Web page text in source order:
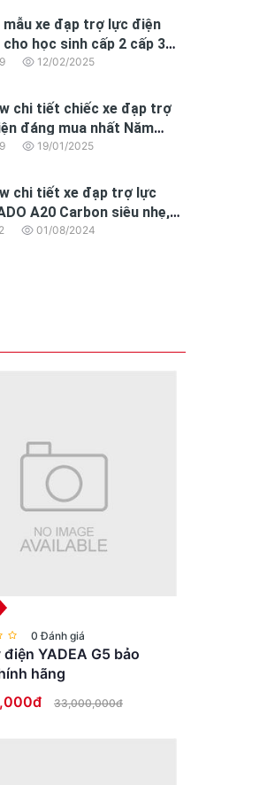
mẫu xe đạp trợ lực điện
cho học sinh cấp 2 cấp 3
nhất 2025
12/02/2025
chi tiết chiếc xe đạp trợ
đáng mua nhất Năm
cho dân văn phòng
19/01/2025
chi tiết xe đạp trợ lực
A20 Carbon siêu nhẹ,
BAFANG hoàn toàn mới
01/08/2024
0 Đánh giá
điện YADEA G5 bảo
hãng
33,000,000đ